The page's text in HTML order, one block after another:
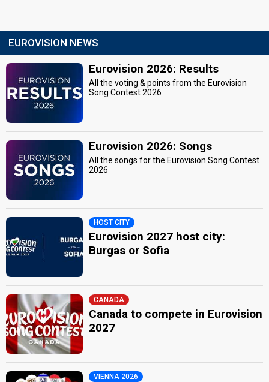
EUROVISION NEWS
Eurovision 2026: Results
All the voting & points from the Eurovision
Song Contest 2026
Eurovision 2026: Songs
All the songs for the Eurovision Song Contest
2026
HOST CITY
Eurovision 2027 host city:
Burgas or Sofia
CANADA
Canada to compete in Eurovision
2027
VIENNA 2026